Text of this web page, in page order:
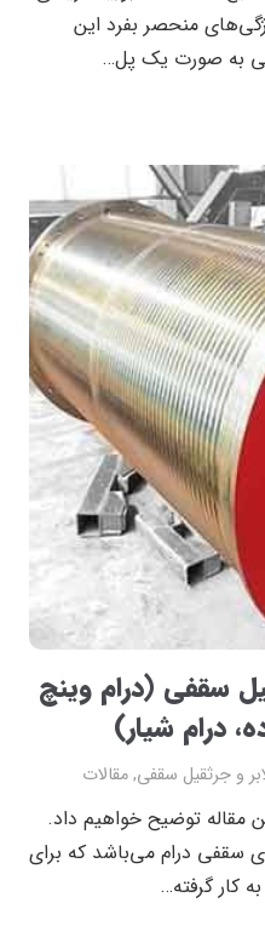
منحصر بفرد این
به صورت یک پل…
سقفی (درام وینچ
درام شیار)
و جرثقیل سقفی,مقالات
مقاله توضیح خواهیم داد.
سقفی درام می‌باشد که برای
کار گرفته…